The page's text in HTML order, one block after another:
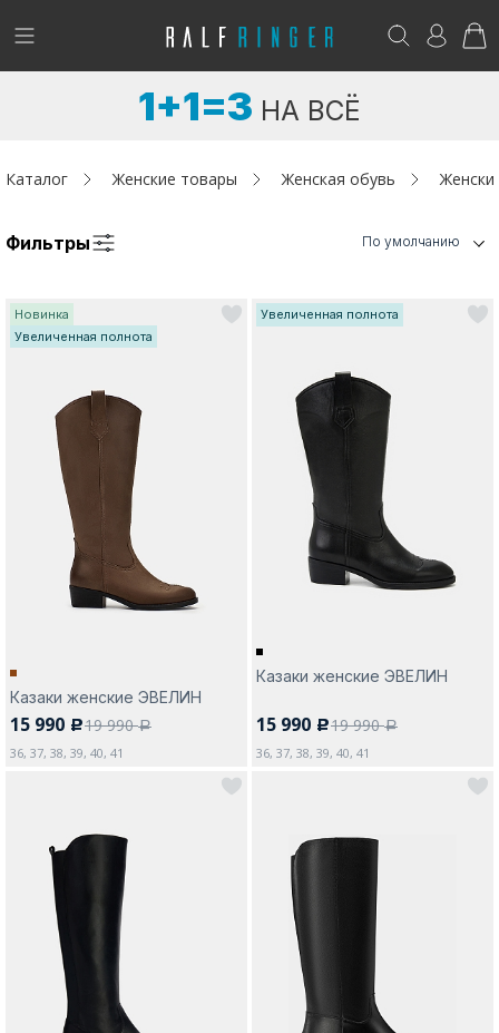
!
Женщинам
Капсула
Акции / Новости
Адреса магазинов
Да, все верно
Покупателям
Возникли вопросы? - club@ralf.ru
1+1=3 НА ВСЁ
Каталог Женские товары Женская обувь
Фильтры По умолчанию
Новинка
Увеличенная полнота
Казаки женские ЭВЕЛИН
15 990 c19 990a
36, 37, 38, 39, 40, 41
Увеличенная полнота
Казаки женские ЭВЕЛИН
15 990 c19 990a
36, 37, 38, 39, 40, 41